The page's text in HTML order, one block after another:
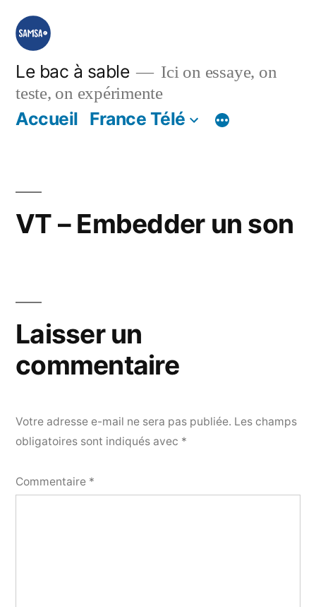
Aller
contenu
Le bac à sable
Ici on essaye, on
teste, on expérimente
Accueil France Télé
VT – Embedder un son
Laisser un
commentaire
Votre adresse e-mail ne sera pas publiée. Les champs
obligatoires sont indiqués avec *
Commentaire *